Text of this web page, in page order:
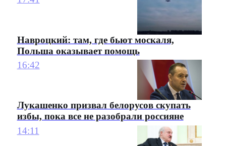
Навроцкий: там, где бьют москаля,
Польша оказывает помощь
16:42
Лукашенко призвал белорусов скупать
избы, пока все не разобрали россияне
14:11